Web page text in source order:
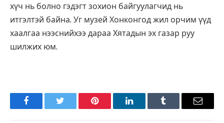
хүч нь болно гэдэгт зохион байгуулагчид нь
итгэлтэй байна. Уг музей Хонконгод жил орчим үүд
хаалгаа нээснийхээ дараа Хятадын эх газар руу
шилжих юм.
FacebookTwitter Pinterest LinkedInTumblr Имэйл